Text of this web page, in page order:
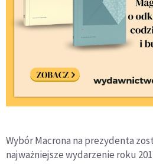
Wybór Macrona na prezydenta
najważniejsze wydarzenie roku